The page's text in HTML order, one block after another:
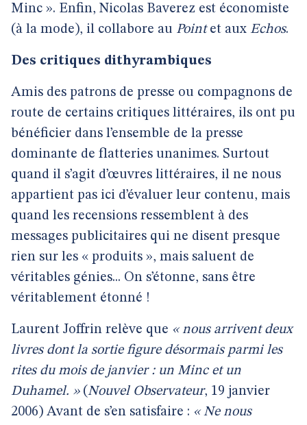
Minc ». Enfin, Nicolas Baverez est économiste
(à la mode), il collabore au Pointet aux Echos.
Des critiques dithyrambiques
Amis des patrons de presse ou compagnons de
route de certains critiques littéraires, ils ont pu
bénéficier dans l’ensemble de la presse
dominante de flatteries unanimes. Surtout
quand il s’agit d’œuvres littéraires, il ne nous
appartient pas ici d’évaluer leur contenu, mais
quand les recensions ressemblent à des
messages publicitaires qui ne disent presque
rien sur les « produits », mais saluent de
véritables génies... On s’étonne, sans être
véritablement étonné !
Laurent Joffrin relève que « nous arrivent deux
livres dont la sortie figure désormais parmi les
rites du mois de janvier : un Minc et un
Duhamel. »(Nouvel Observateur, 19 janvier
2006) Avant de s’en satisfaire : « Ne nous